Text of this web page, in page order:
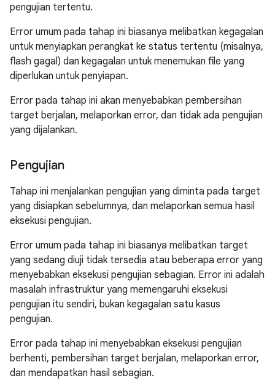
pengujian tertentu.
Error umum pada tahap ini biasanya melibatkan kegagalan
untuk menyiapkan perangkat ke status tertentu (misalnya,
flash gagal) dan kegagalan untuk menemukan file yang
diperlukan untuk penyiapan.
Error pada tahap ini akan menyebabkan pembersihan
target berjalan, melaporkan error, dan tidak ada pengujian
yang dijalankan.
Pengujian
Tahap ini menjalankan pengujian yang diminta pada target
yang disiapkan sebelumnya, dan melaporkan semua hasil
eksekusi pengujian.
Error umum pada tahap ini biasanya melibatkan target
yang sedang diuji tidak tersedia atau beberapa error yang
menyebabkan eksekusi pengujian sebagian. Error ini adalah
masalah infrastruktur yang memengaruhi eksekusi
pengujian itu sendiri, bukan kegagalan satu kasus
pengujian.
Error pada tahap ini menyebabkan eksekusi pengujian
berhenti, pembersihan target berjalan, melaporkan error,
dan mendapatkan hasil sebagian.